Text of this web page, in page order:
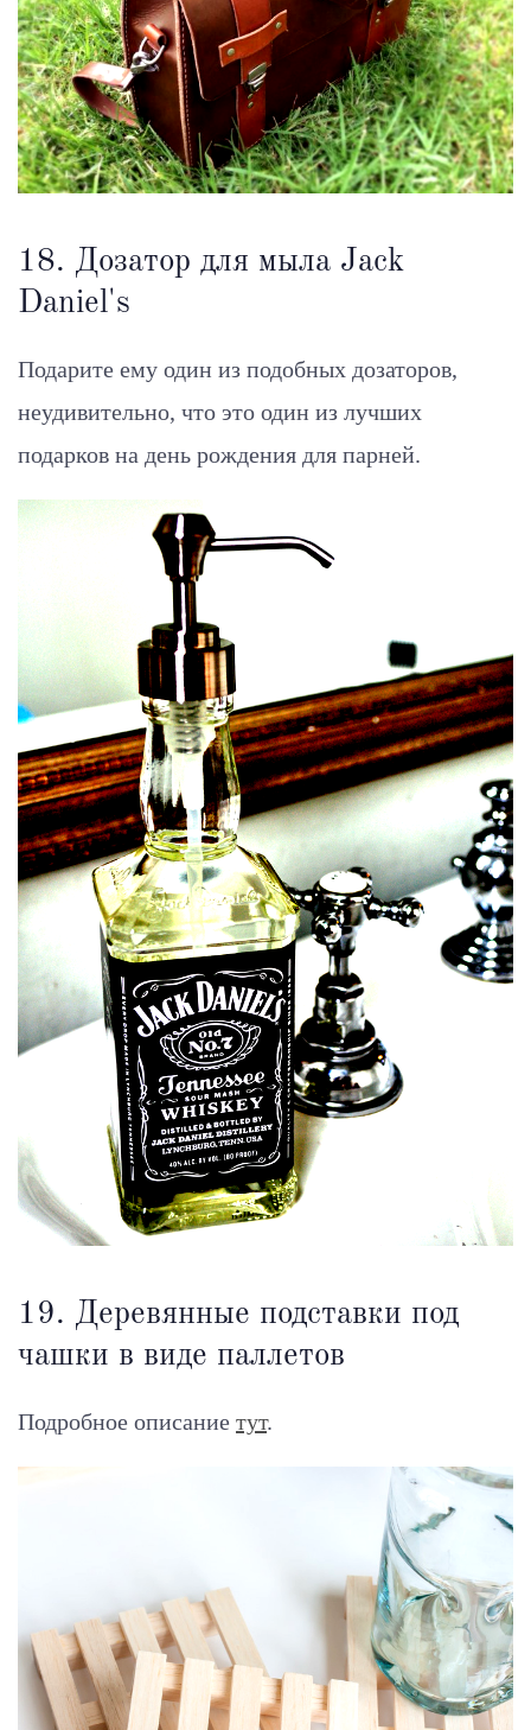
18. Дозатор для мыла Jack
Daniel's
Подарите ему один из подобных дозаторов,
неудивительно, что это один из лучших
подарков на день рождения для парней.
19. Деревянные подставки под
чашки в виде паллетов
Подробное описание тут.